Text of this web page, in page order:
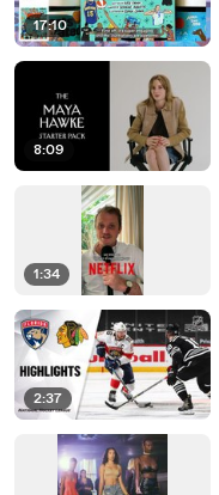
17:10
8:09
1:34
2:37